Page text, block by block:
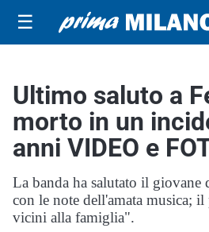
☰
Ultimo saluto a
morto in un
anni VIDEO e
La banda ha salutato il giovane
con le note dell'amata musica;
vicini alla famiglia".